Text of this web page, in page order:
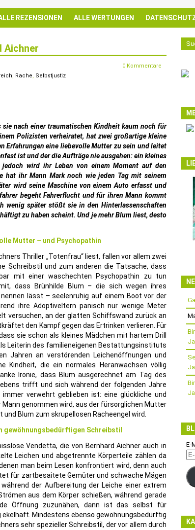
REZENSIONEN ALLE WERTUNGEN
Aichner
0 Kommentare
, Rache, Selbstjustiz
nach einer traumatischen Kindheit kaum noch für
Polizisten verheiratet, hat zwei großartige kleine
Erfahrungen eine liebevolle Mutter zu sein und leitet
ist und der die Aufträge nie ausgehen: ein kleines
jedoch wird ihr Leben von einem Moment auf den
hat ihr Mann Mark noch wie jeden Tag mit seinem
wird seine Maschine von einem Auto erfasst und
begeht Fahrerflucht und für ihren Mann kommt
wenig später stößt sie in den Hinterlassenschaften
zu haben scheint. Und je mehr Blum liest, desto
Mutter – und Psychopathin
Thriller „Totenfrau“ liest, fallen vor allem zwei
Schreibstil und zum anderen die Tatsache, dass
mit einer waschechten Psychopathin zu tun
dass Brünhilde Blum – die sich wegen ihres
lässt – seelenruhig auf einem Boot vor der
ihre Adoptiveltern panisch nur wenige Meter
versuchen, an der glatten Schiffswand zurück an
den Kampf gegen das Ertrinken verlieren. Für
sie schon als kleines Mädchen mit hartem Drill
Leiterin des familieneigenen Bestattungsinstituts
Jahren an verstörenden Leichenöffnungen und
Kindheit, die ein normales Heranwachsen völlig
Ironie, dass Blum ausgerechnet am Tag des
trifft und sich während der folgenden Jahre
verwehrt geblieben ist: eine glückliche und
Mann genommen wird, aus der fürsorglichen Mutter
Blum zum skrupellosen Racheengel wird.
gewöhnungsbedürftigen Schreibstil
Vendetta, die von Bernhard Aichner auch in
Leichen und abgetrennte Körperteile zählen da
man beim Lesen konfrontiert wird, denn auch
für zartbesaitete Gemüter und schwache Mägen
der Aufbereitung der Leiche einer extrem
aus dem Körper schießen, während gerade
Öffnung zuzunähen, dann ist das selbst für
Mindestens ebenso gewöhnungsbedürftig
sehr spezieller Schreibstil, der vor allem durch
E-